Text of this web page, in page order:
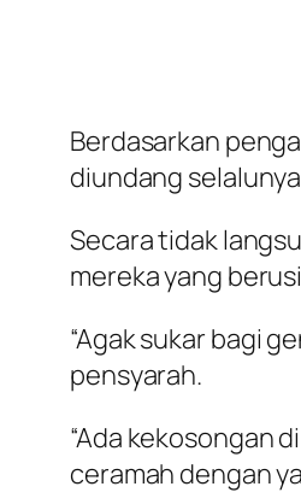
Berdasarkan
diundang
Secara tidak
mereka yang
“Agak sukar bagi
pensyarah.
“Ada kekosongan
ceramah dengan